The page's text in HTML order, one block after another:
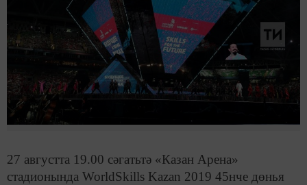
27 августта 19.00 сәгатьтә «Казан Арена»
стадионында WorldSkills Kazan 2019 45нче дөнья